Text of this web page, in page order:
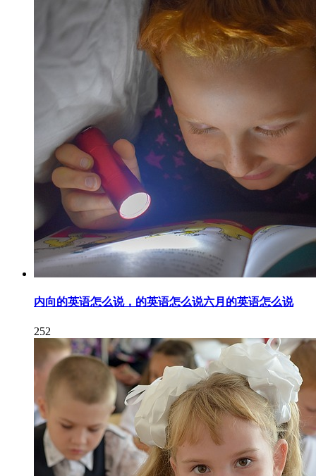
内向的英语怎么说，的英语怎么说六月的英语怎么说
252